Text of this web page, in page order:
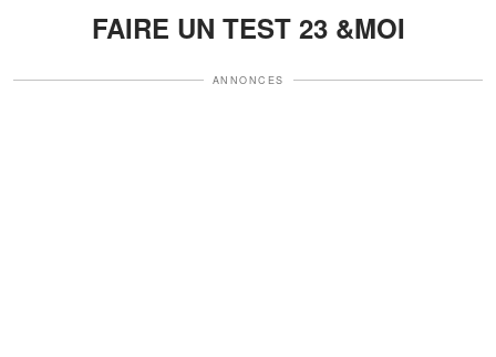
FAIRE UN TEST 23 &MOI
ANNONCES